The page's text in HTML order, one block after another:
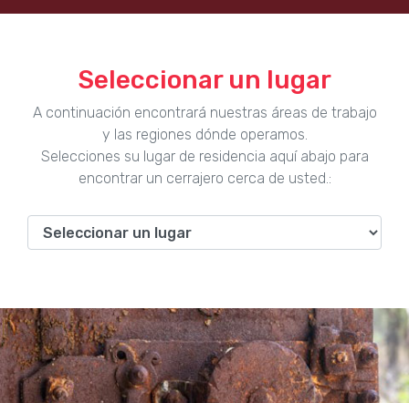
Seleccionar un lugar
A continuación encontrará nuestras áreas de trabajo
y las regiones dónde operamos.
Selecciones su lugar de residencia aquí abajo para
encontrar un cerrajero cerca de usted.: